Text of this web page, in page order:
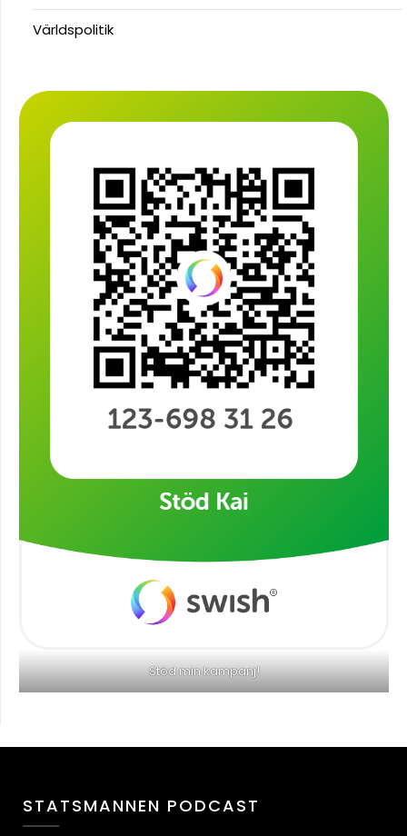
Världspolitik
Stöd min kampanj!
STATSMANNEN PODCAST